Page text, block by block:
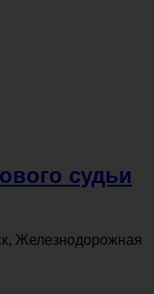
судьи
Железнодорожная